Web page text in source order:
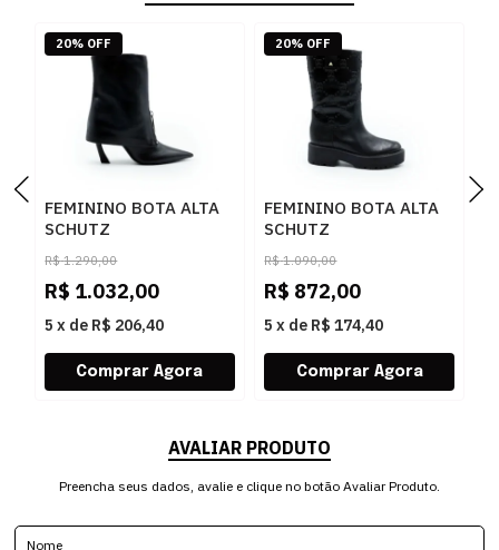
FEMININO BOTA ALTA
SCHUTZ
S2211900290001
BLACK
R$ 1.290,00
R$ 1.032,00
5 x de R$ 206,40
20% OFF
FEMININO BOTA ALTA
SCHUTZ
S2233100390001
BLACK
R$ 1.090,00
R$ 872,00
5 x de R$ 174,40
20% OFF
AVALIAR PRODUTO
Preencha seus dados, avalie e clique no botão Avaliar Produto.